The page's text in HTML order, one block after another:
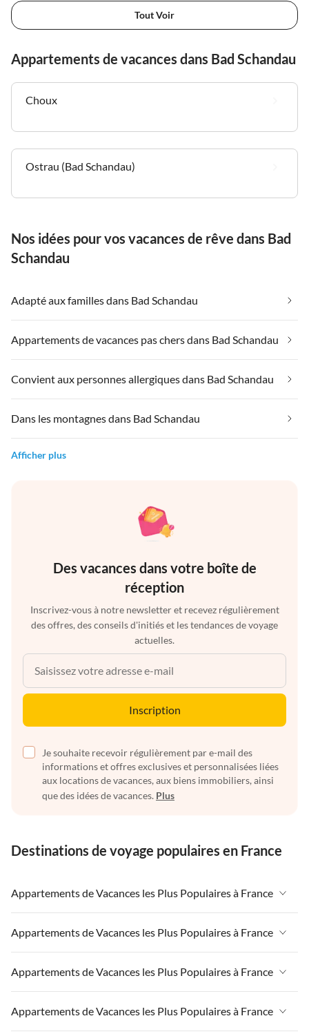
Tout Voir
Appartements de vacances dans Bad Schandau
Choux
Ostrau (Bad Schandau)
Nos idées pour vos vacances de rêve dans Bad
Schandau
Adapté aux familles dans Bad Schandau
Appartements de vacances pas chers dans Bad Schandau
Convient aux personnes allergiques dans Bad Schandau
Dans les montagnes dans Bad Schandau
Afficher plus
Des vacances dans votre boîte de
réception
Inscrivez-vous à notre newsletter et recevez régulièrement
des offres, des conseils d'initiés et les tendances de voyage
actuelles.
Inscription
Je souhaite recevoir régulièrement par e-mail des
informations et offres exclusives et personnalisées liées
aux locations de vacances, aux biens immobiliers, ainsi
que des idées de vacances. Plus
Destinations de voyage populaires en France
Appartements de Vacances les Plus Populaires à France
Appartements de Vacances à France
Appartements de Vacances à Paris-Ile de France
Appartements de Vacances à Paris
Appartements de Vacances à Côte atlantique
Appartements de Vacances les Plus Populaires à France
Appartements de Vacances à France
Appartements de Vacances à Paris-Ile de France
Appartements de Vacances à Paris
Appartements de Vacances les Plus Populaires à France
Appartements de Vacances à France
Appartements de Vacances les Plus Populaires à France